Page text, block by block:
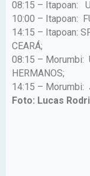
08:15 – Itapoan:
10:00 – Itapoan:
14:15 – Itapoan:
CEARÁ;
08:15 –
HERMANOS;
14:15 – Morumbi:
Foto: Lucas